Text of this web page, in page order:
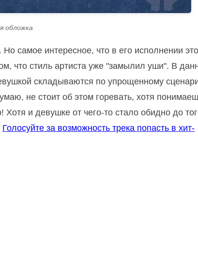
обложка
самое интересное, что в его исполнении это
что стиль артиста уже "замылил уши". В
складываются по упрощенному
не стоит об этом горевать, хотя
Хотя и девушке от чего-то стало обидно до
Голосуйте за возможность трека попасть в хит-